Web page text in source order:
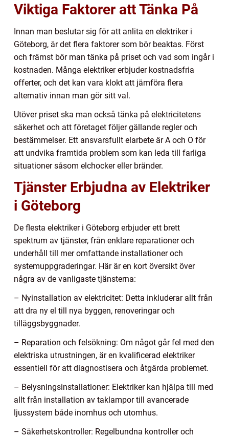
Viktiga Faktorer att Tänka På
Innan man beslutar sig för att anlita en elektriker i
Göteborg, är det flera faktorer som bör beaktas. Först
och främst bör man tänka på priset och vad som ingår i
kostnaden. Många elektriker erbjuder kostnadsfria
offerter, och det kan vara klokt att jämföra flera
alternativ innan man gör sitt val.
Utöver priset ska man också tänka på elektricitetens
säkerhet och att företaget följer gällande regler och
bestämmelser. Ett ansvarsfullt elarbete är A och O för
att undvika framtida problem som kan leda till farliga
situationer såsom elchocker eller bränder.
Tjänster Erbjudna av Elektriker
i Göteborg
De flesta elektriker i Göteborg erbjuder ett brett
spektrum av tjänster, från enklare reparationer och
underhåll till mer omfattande installationer och
systemuppgraderingar. Här är en kort översikt över
några av de vanligaste tjänsterna:
– Nyinstallation av elektricitet: Detta inkluderar allt från
att dra ny el till nya byggen, renoveringar och
tilläggsbyggnader.
– Reparation och felsökning: Om något går fel med den
elektriska utrustningen, är en kvalificerad elektriker
essentiell för att diagnostisera och åtgärda problemet.
– Belysningsinstallationer: Elektriker kan hjälpa till med
allt från installation av taklampor till avancerade
ljussystem både inomhus och utomhus.
– Säkerhetskontroller: Regelbundna kontroller och